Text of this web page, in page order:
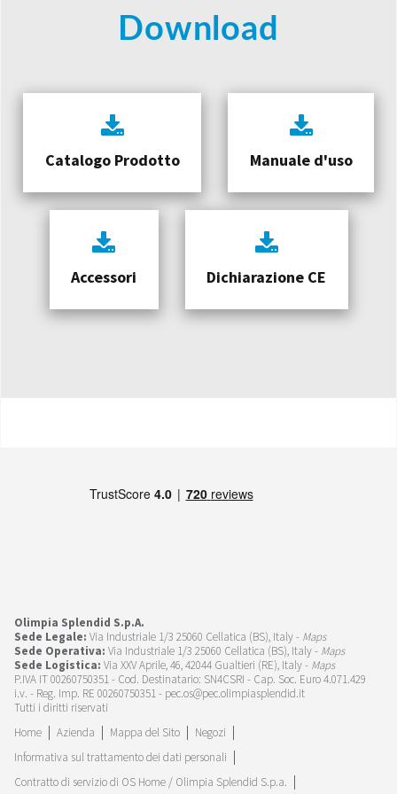
Download
Catalogo Prodotto Manuale d'uso
Accessori Dichiarazione CE
Olimpia Splendid S.p.A.
Sede Legale: Via Industriale 1/3 25060 Cellatica (BS), Italy - Maps
Sede Operativa: Via Industriale 1/3 25060 Cellatica (BS), Italy - Maps
Sede Logistica: Via XXV Aprile, 46, 42044 Gualtieri (RE), Italy - Maps
P.IVA IT 00260750351 - Cod. Destinatario: SN4CSRI - Cap. Soc. Euro 4.071.429
i.v. - Reg. Imp. RE 00260750351 - pec.os@pec.olimpiasplendid.it
Tutti i diritti riservati
Home
Azienda Mappa del Sito
Negozi
Informativa sul trattamento dei dati personali
Contratto di servizio di OS Home / Olimpia Splendid S.p.a.